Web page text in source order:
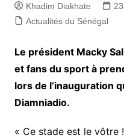
Khadim Diakhate
Actualités du Sénégal
Le président Macky
et fans du sport à
lors de l’inauguration
Diamniadio.
« Ce stade est le vôtre